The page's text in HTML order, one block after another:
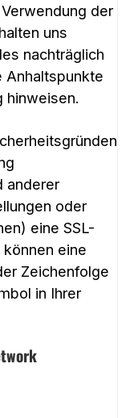
der
uns
nachträglich
Anhaltspunkte
hinweisen.
anderer
oder
eine SSL-
eine
Zeichenfolge
in Ihrer